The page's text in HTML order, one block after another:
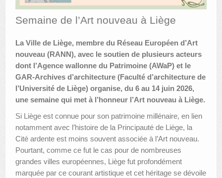
PUBLICATIONS
LE PORTAIL DES COLLECTIONS
Semaine de l’Art nouveau à Liège
La Ville de Liège, membre du Réseau Européen d’Art
nouveau (RANN), avec le soutien de plusieurs acteurs
dont l’Agence wallonne du Patrimoine (AWaP) et le
GAR-Archives d’architecture (Faculté d’architecture de
l’Université de Liège) organise, du 6 au 14 juin 2026,
une semaine qui met à l’honneur l’Art nouveau à Liège.
Si Liège est connue pour son patrimoine millénaire, en lien
notamment avec l’histoire de la Principauté de Liège, la
Cité ardente est moins souvent associée à l’Art nouveau.
Pourtant, comme ce fut le cas pour de nombreuses
grandes villes européennes, Liège fut profondément
marquée par ce courant artistique et cet héritage se dévoile